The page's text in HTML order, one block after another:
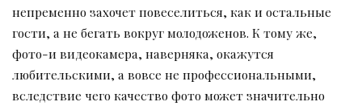
непременно захочет повеселиться, как и остальные
гости, а не бегать вокруг молодоженов. К тому же,
фото-и видеокамера, наверняка, окажутся
любительскими, а вовсе не профессиональными,
вследствие чего качество фото может значительно